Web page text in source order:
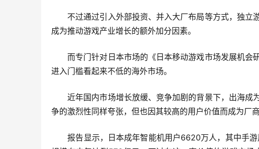
不过通过引入外部投资、并入大厂布局等方式，独立
成为推动游戏产业增长的额外加分因素。
而专门针对日本市场的《日本移动游戏市场发展机会
进入门槛看起来不低的海外市场。
近年国内市场增长放缓、竞争加剧的背景下，出海成
争的激烈性同样夸张，但也因其较高的用户价值而成为厂商
报告显示，日本成年智能机用户6620万人，其中手游